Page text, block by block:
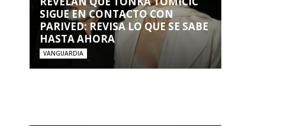
SIGUE EN CONTACTO CON
PARIVED: REVISA LO QUE SE SABE
HASTA AHORA
VANGUARDIA